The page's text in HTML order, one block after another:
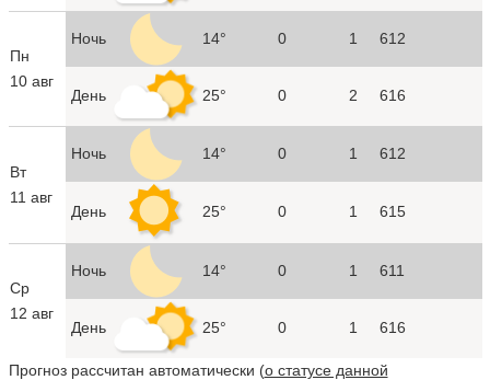
Пн
10 авг
Ночь 14° 0 1 612
День 25° 0 2 616
Вт
11 авг
Ночь 14° 0 1 612
День 25° 0 1 615
Ср
12 авг
Ночь 14° 0 1 611
День 25° 0 1 616
Прогноз рассчитан автоматически (о статусе данной